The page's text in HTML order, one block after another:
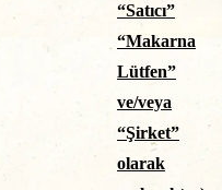
“Satıcı”
“Makarna
Lütfen”
ve/veya
“Şirket”
olarak